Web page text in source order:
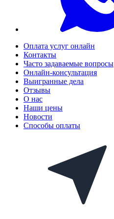
Оплата услуг онлайн
Контакты
Часто задаваемые вопросы
Онлайн-консультация
Выигранные дела
Отзывы
О нас
Наши цены
Новости
Способы оплаты